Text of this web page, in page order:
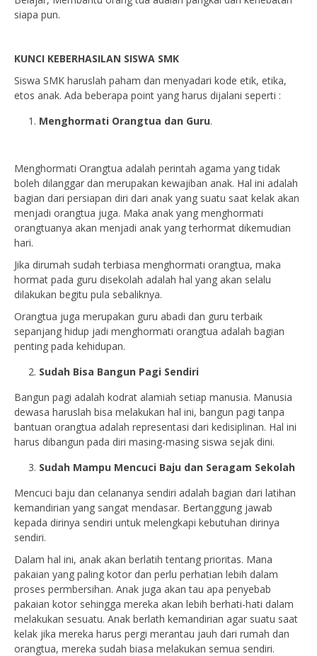
siapa pun.
KUNCI KEBERHASILAN SISWA SMK
Siswa SMK haruslah paham dan menyadari kode etik, etika,
etos anak. Ada beberapa point yang harus dijalani seperti :
Menghormati Orangtua dan Guru.
Menghormati Orangtua adalah perintah agama yang tidak
boleh dilanggar dan merupakan kewajiban anak. Hal ini adalah
bagian dari persiapan diri dari anak yang suatu saat kelak akan
menjadi orangtua juga. Maka anak yang menghormati
orangtuanya akan menjadi anak yang terhormat dikemudian
hari.
Jika dirumah sudah terbiasa menghormati orangtua, maka
hormat pada guru disekolah adalah hal yang akan selalu
dilakukan begitu pula sebaliknya.
Orangtua juga merupakan guru abadi dan guru terbaik
sepanjang hidup jadi menghormati orangtua adalah bagian
penting pada kehidupan.
Sudah Bisa Bangun Pagi Sendiri
Bangun pagi adalah kodrat alamiah setiap manusia. Manusia
dewasa haruslah bisa melakukan hal ini, bangun pagi tanpa
bantuan orangtua adalah representasi dari kedisiplinan. Hal ini
harus dibangun pada diri masing-masing siswa sejak dini.
Sudah Mampu Mencuci Baju dan Seragam Sekolah
Mencuci baju dan celananya sendiri adalah bagian dari latihan
kemandirian yang sangat mendasar. Bertanggung jawab
kepada dirinya sendiri untuk melengkapi kebutuhan dirinya
sendiri.
Dalam hal ini, anak akan berlatih tentang prioritas. Mana
pakaian yang paling kotor dan perlu perhatian lebih dalam
proses permbersihan. Anak juga akan tau apa penyebab
pakaian kotor sehingga mereka akan lebih berhati-hati dalam
melakukan sesuatu. Anak berlath kemandirian agar suatu saat
kelak jika mereka harus pergi merantau jauh dari rumah dan
orangtua, mereka sudah biasa melakukan semua sendiri.